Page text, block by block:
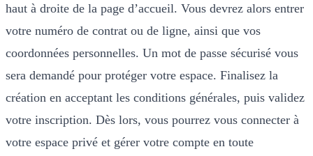
haut à droite de la page d’accueil. Vous devrez alors entrer
votre numéro de contrat ou de ligne, ainsi que vos
coordonnées personnelles. Un mot de passe sécurisé vous
sera demandé pour protéger votre espace. Finalisez la
création en acceptant les conditions générales, puis validez
votre inscription. Dès lors, vous pourrez vous connecter à
votre espace privé et gérer votre compte en toute